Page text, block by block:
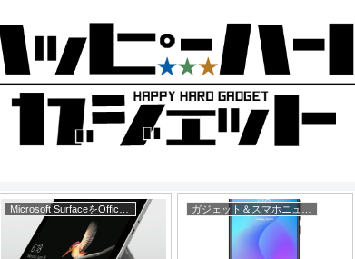
Microsoft SurfaceをOfficeなしで安く購入する ガジェット＆スマホニュース